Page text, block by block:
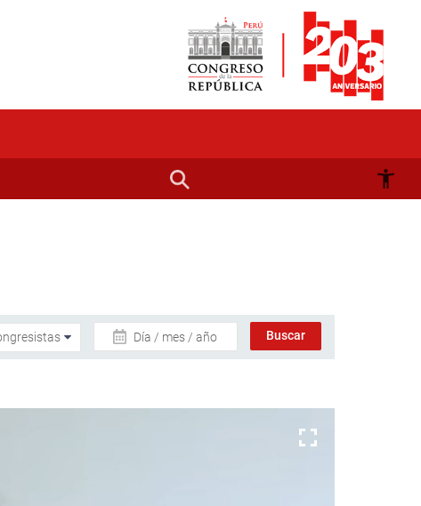
Día / mes / año